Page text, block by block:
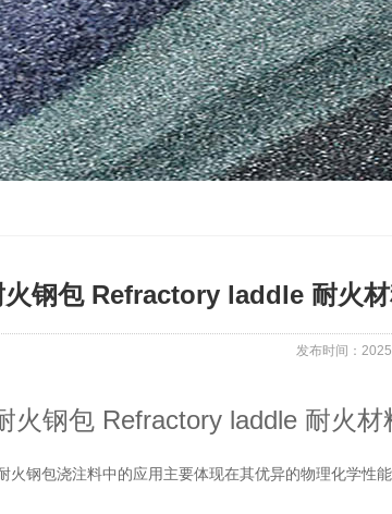
火钢包 Refractory laddle 耐火
发布时间：
火钢包 Refractory laddle 耐火
火钢包浇注料中的应用主要体现在其优异的物理化学性